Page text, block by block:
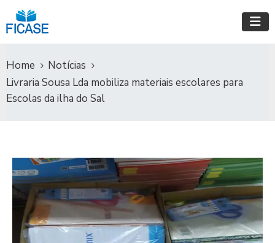
Home
Notícias
Livraria Sousa Lda mobiliza materiais escolares para
Escolas da ilha do Sal